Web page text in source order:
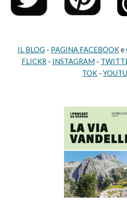
IL BLOG - PAGINA FACEBOOKe
FLICKR - INSTAGRAM -
TOK -